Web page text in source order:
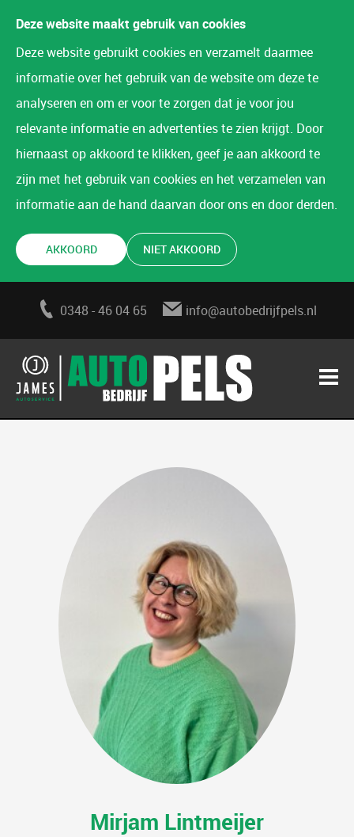
Deze website maakt gebruik van cookies
Deze website gebruikt cookies en verzamelt daarmee
informatie over het gebruik van de website om deze te
analyseren en om er voor te zorgen dat je voor jou
relevante informatie en advertenties te zien krijgt. Door
hiernaast op akkoord te klikken, geef je aan akkoord te
zijn met het gebruik van cookies en het verzamelen van
informatie aan de hand daarvan door ons en door derden.
AKKOORD NIET AKKOORD
0348 - 46 04 65 info@autobedrijfpels.nl
Mirjam Lintmeijer